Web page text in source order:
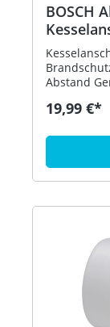
BOSCH
Abstand
1117 Bestell-Nr.: 7738110512
19,99 €*